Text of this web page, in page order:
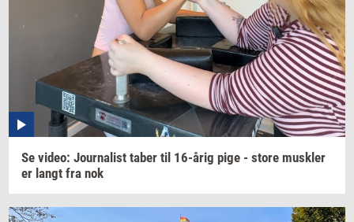
Se video: Jour­na­list taber til 16-årig pige - store mus­k­ler
er langt fra nok